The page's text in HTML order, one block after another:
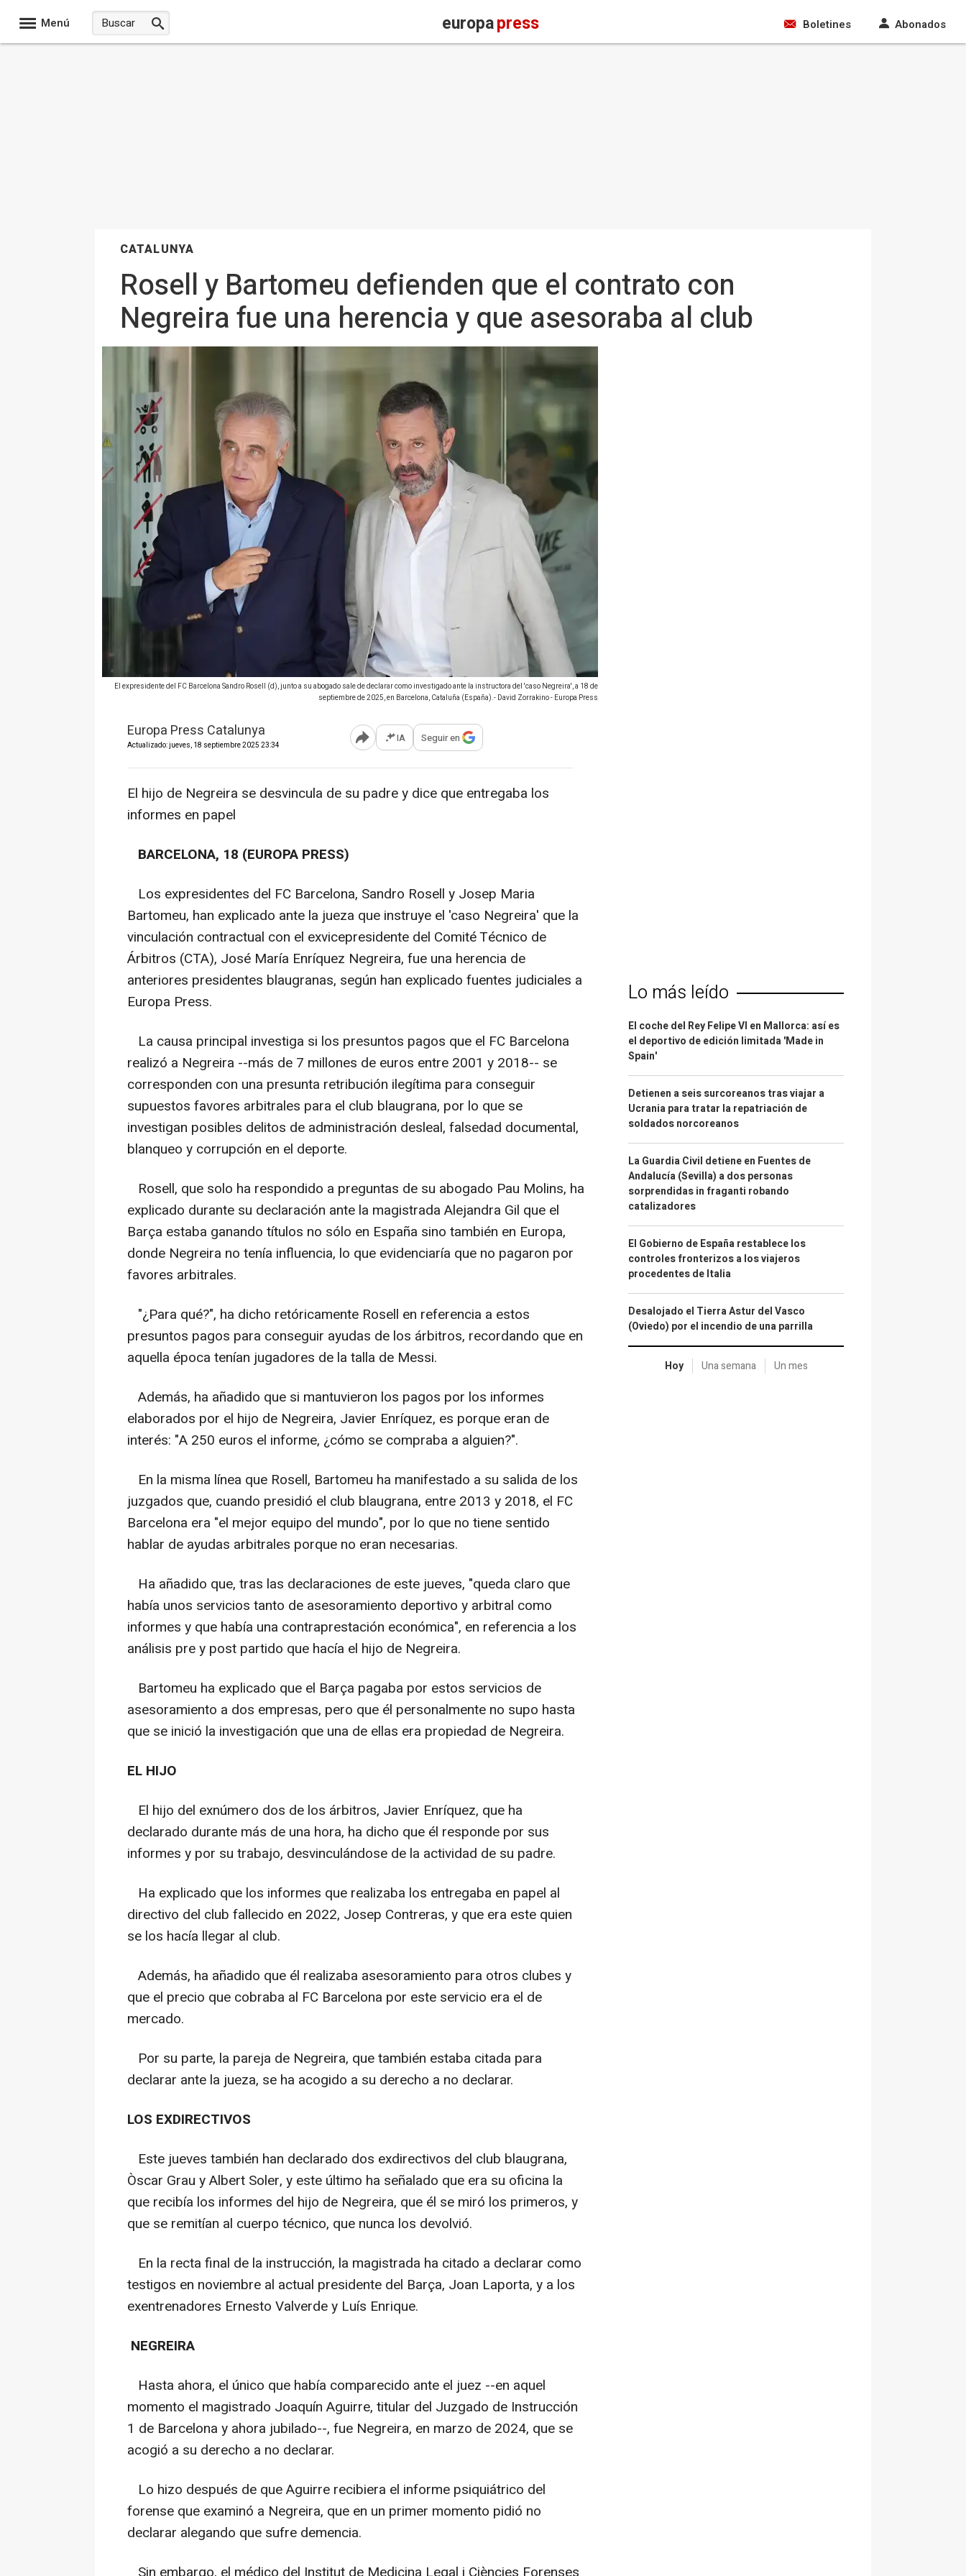
Menú europapress Boletines Abonados
CATALUNYA
Rosell y Bartomeu defienden que el contrato con
Negreira fue una herencia y que asesoraba al club
El expresidente del FC Barcelona Sandro Rosell (d), junto a su abogado sale de declarar como investigado ante la instructora del 'caso Negreira', a 18 de
septiembre de 2025, en Barcelona, Cataluña (España).- David Zorrakino - Europa Press
Europa Press Catalunya
Actualizado: jueves, 18 septiembre 2025 23:34 Abrir opciones para compartir
IA Seguir en
El hijo de Negreira se desvincula de su padre y dice que entregaba los
informes en papel
BARCELONA, 18 (EUROPA PRESS)
Los expresidentes del FC Barcelona, Sandro Rosell y Josep Maria
Bartomeu, han explicado ante la jueza que instruye el 'caso Negreira' que la
vinculación contractual con el exvicepresidente del Comité Técnico de
Árbitros (CTA), José María Enríquez Negreira, fue una herencia de
anteriores presidentes blaugranas, según han explicado fuentes judiciales a
Europa Press.
La causa principal investiga si los presuntos pagos que el FC Barcelona
realizó a Negreira --más de 7 millones de euros entre 2001 y 2018-- se
corresponden con una presunta retribución ilegítima para conseguir
supuestos favores arbitrales para el club blaugrana, por lo que se
investigan posibles delitos de administración desleal, falsedad documental,
blanqueo y corrupción en el deporte.
Rosell, que solo ha respondido a preguntas de su abogado Pau Molins, ha
explicado durante su declaración ante la magistrada Alejandra Gil que el
Barça estaba ganando títulos no sólo en España sino también en Europa,
donde Negreira no tenía influencia, lo que evidenciaría que no pagaron por
favores arbitrales.
"¿Para qué?", ha dicho retóricamente Rosell en referencia a estos
presuntos pagos para conseguir ayudas de los árbitros, recordando que en
aquella época tenían jugadores de la talla de Messi.
Además, ha añadido que si mantuvieron los pagos por los informes
elaborados por el hijo de Negreira, Javier Enríquez, es porque eran de
interés: "A 250 euros el informe, ¿cómo se compraba a alguien?".
En la misma línea que Rosell, Bartomeu ha manifestado a su salida de los
juzgados que, cuando presidió el club blaugrana, entre 2013 y 2018, el FC
Barcelona era "el mejor equipo del mundo", por lo que no tiene sentido
hablar de ayudas arbitrales porque no eran necesarias.
Ha añadido que, tras las declaraciones de este jueves, "queda claro que
había unos servicios tanto de asesoramiento deportivo y arbitral como
informes y que había una contraprestación económica", en referencia a los
análisis pre y post partido que hacía el hijo de Negreira.
Bartomeu ha explicado que el Barça pagaba por estos servicios de
asesoramiento a dos empresas, pero que él personalmente no supo hasta
que se inició la investigación que una de ellas era propiedad de Negreira.
EL HIJO
El hijo del exnúmero dos de los árbitros, Javier Enríquez, que ha
declarado durante más de una hora, ha dicho que él responde por sus
informes y por su trabajo, desvinculándose de la actividad de su padre.
Ha explicado que los informes que realizaba los entregaba en papel al
directivo del club fallecido en 2022, Josep Contreras, y que era este quien
se los hacía llegar al club.
Además, ha añadido que él realizaba asesoramiento para otros clubes y
que el precio que cobraba al FC Barcelona por este servicio era el de
mercado.
Por su parte, la pareja de Negreira, que también estaba citada para
declarar ante la jueza, se ha acogido a su derecho a no declarar.
LOS EXDIRECTIVOS
Este jueves también han declarado dos exdirectivos del club blaugrana,
Òscar Grau y Albert Soler, y este último ha señalado que era su oficina la
que recibía los informes del hijo de Negreira, que él se miró los primeros, y
que se remitían al cuerpo técnico, que nunca los devolvió.
En la recta final de la instrucción, la magistrada ha citado a declarar como
testigos en noviembre al actual presidente del Barça, Joan Laporta, y a los
exentrenadores Ernesto Valverde y Luís Enrique.
NEGREIRA
Hasta ahora, el único que había comparecido ante el juez --en aquel
momento el magistrado Joaquín Aguirre, titular del Juzgado de Instrucción
1 de Barcelona y ahora jubilado--, fue Negreira, en marzo de 2024, que se
acogió a su derecho a no declarar.
Lo hizo después de que Aguirre recibiera el informe psiquiátrico del
forense que examinó a Negreira, que en un primer momento pidió no
declarar alegando que sufre demencia.
Lo más leído
El coche del Rey Felipe VI en Mallorca: así es
el deportivo de edición limitada 'Made in
Spain'
Detienen a seis surcoreanos tras viajar a
Ucrania para tratar la repatriación de
soldados norcoreanos
La Guardia Civil detiene en Fuentes de
Andalucía (Sevilla) a dos personas
sorprendidas in fraganti robando
catalizadores
El Gobierno de España restablece los
controles fronterizos a los viajeros
procedentes de Italia
Desalojado el Tierra Astur del Vasco
(Oviedo) por el incendio de una parrilla
Hoy Una semana Un mes